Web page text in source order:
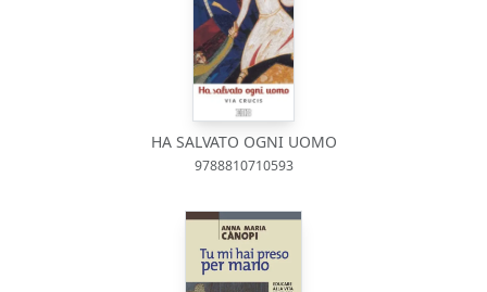
HA SALVATO OGNI UOMO
9788810710593